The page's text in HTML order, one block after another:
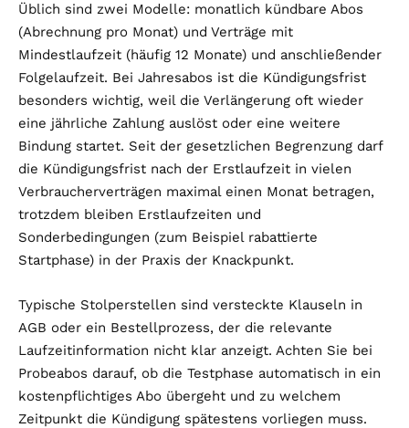
Üblich sind zwei Modelle: monatlich kündbare Abos
(Abrechnung pro Monat) und Verträge mit
Mindestlaufzeit (häufig 12 Monate) und anschließender
Folgelaufzeit. Bei Jahresabos ist die Kündigungsfrist
besonders wichtig, weil die Verlängerung oft wieder
eine jährliche Zahlung auslöst oder eine weitere
Bindung startet. Seit der gesetzlichen Begrenzung darf
die Kündigungsfrist nach der Erstlaufzeit in vielen
Verbraucherverträgen maximal einen Monat betragen,
trotzdem bleiben Erstlaufzeiten und
Sonderbedingungen (zum Beispiel rabattierte
Startphase) in der Praxis der Knackpunkt.
Typische Stolperstellen sind versteckte Klauseln in
AGB oder ein Bestellprozess, der die relevante
Laufzeitinformation nicht klar anzeigt. Achten Sie bei
Probeabos darauf, ob die Testphase automatisch in ein
kostenpflichtiges Abo übergeht und zu welchem
Zeitpunkt die Kündigung spätestens vorliegen muss.